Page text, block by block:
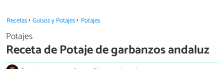
Recetas Guisos y Potajes Potajes
Potajes
Receta de Potaje de garbanzos andaluz